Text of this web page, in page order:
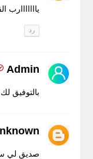
رد
Admin
بالتوفيق لك